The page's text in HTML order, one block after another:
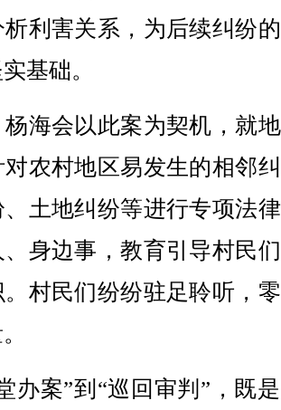
利害关系，为后续纠纷
基础。
会以此案为契机，就
农村地区易发生的相邻
土地纠纷等进行专项法
身边事，教育引导村民
村民们纷纷驻足聆听，
案”到“巡回审判”，既